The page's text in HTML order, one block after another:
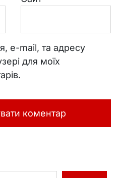
e-mail, та адресу
для моїх